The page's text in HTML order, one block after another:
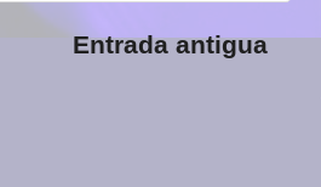
Entrada antigua